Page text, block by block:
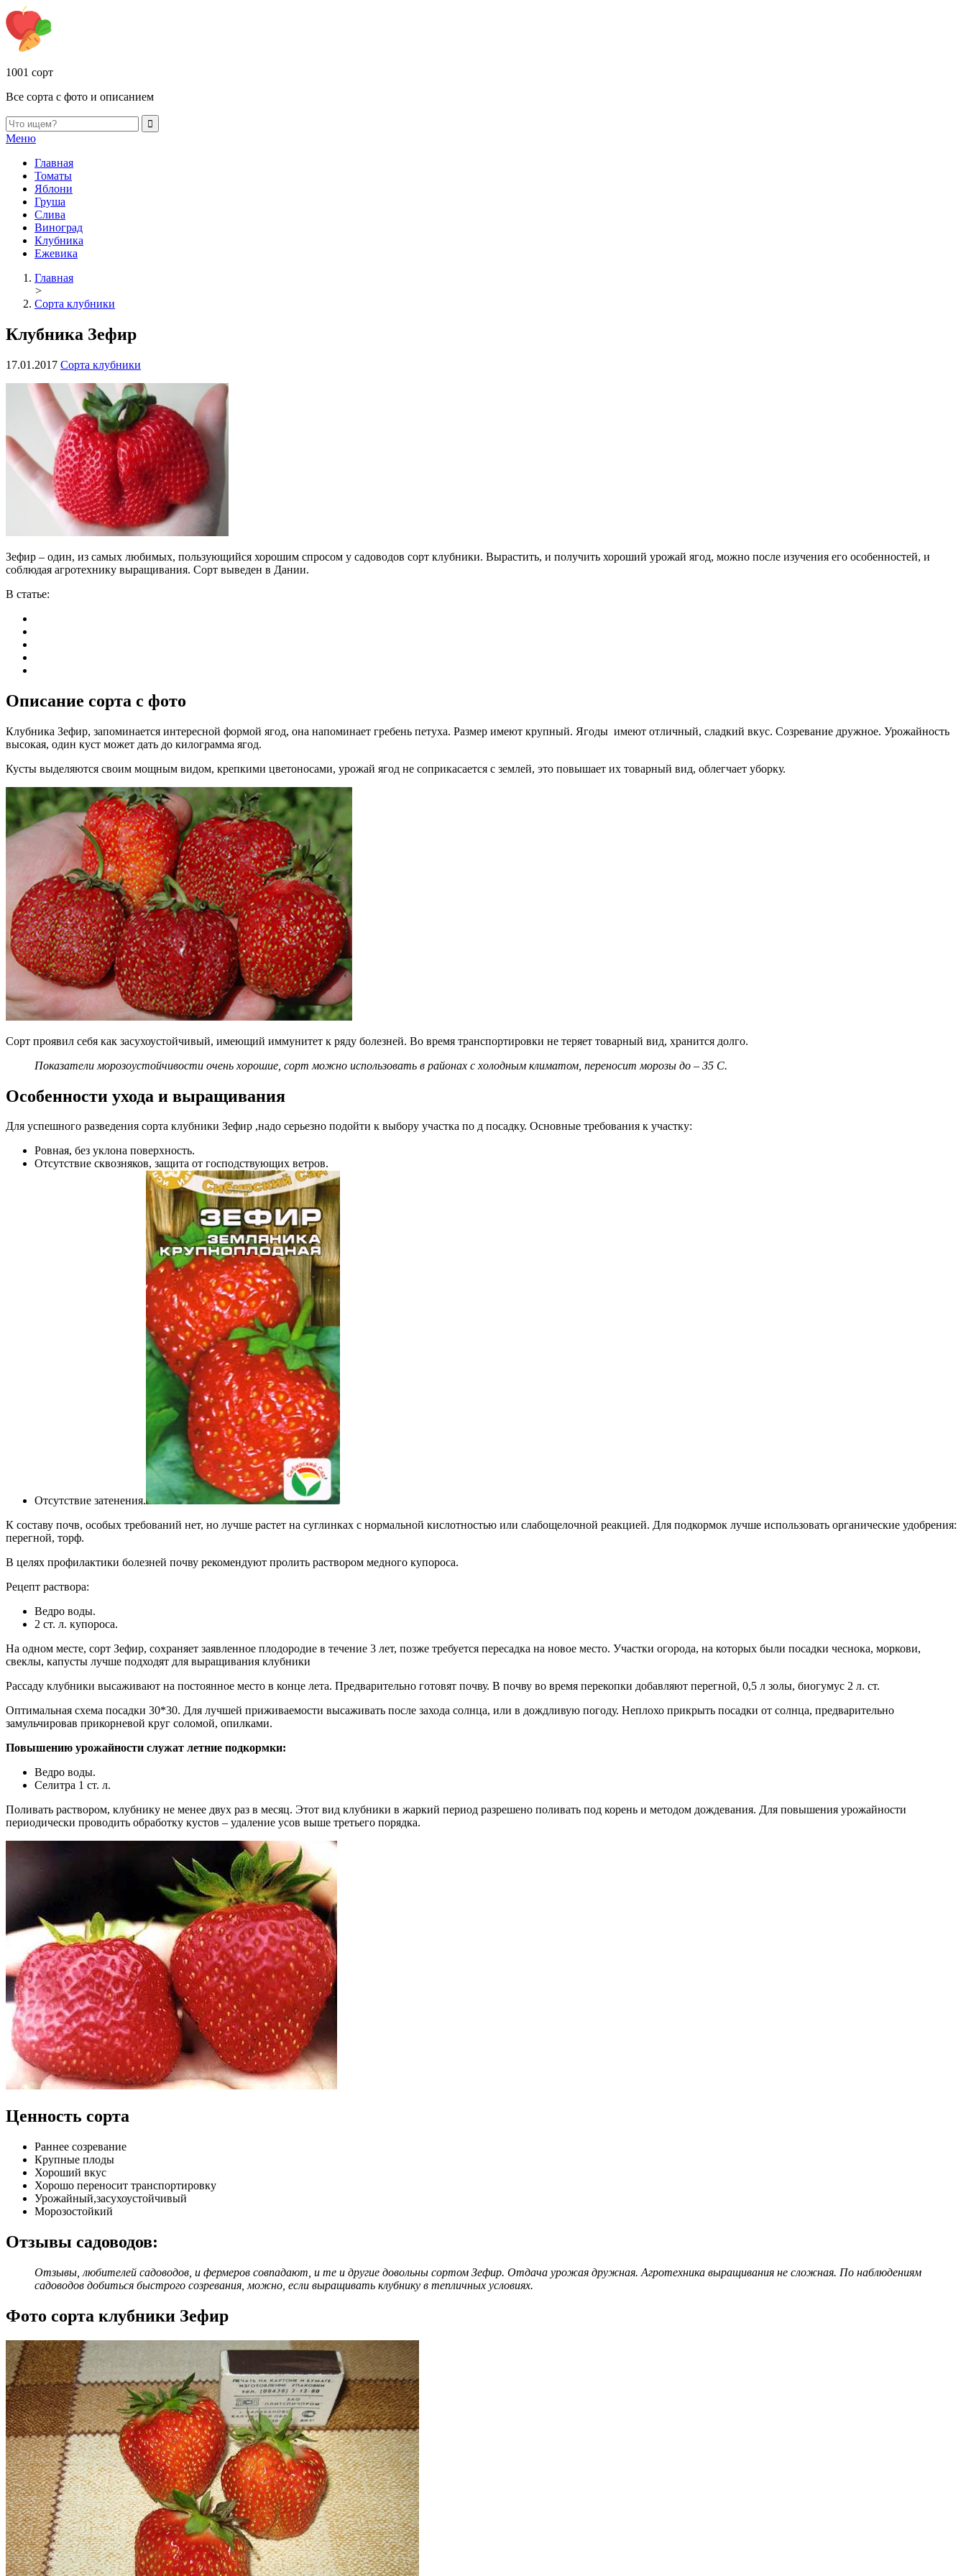
1001 сорт
Все сорта с фото и описанием
Меню
Главная
Томаты
Яблони
Груша
Слива
Виноград
Клубника
Ежевика
Главная
>
Сорта клубники
Клубника Зефир
17.01.2017 Сорта клубники
Зефир – один, из самых любимых, пользующийся хорошим спросом у садоводов сорт клубники. Вырастить, и получить хороший урожай ягод, можно после изучения его особенностей, и
соблюдая агротехнику выращивания. Сорт выведен в Дании.
В статье:
Описание сорта с фото
Клубника Зефир, запоминается интересной формой ягод, она напоминает гребень петуха. Размер имеют крупный. Ягоды имеют отличный, сладкий вкус. Созревание дружное. Урожайность
высокая, один куст может дать до килограмма ягод.
Кусты выделяются своим мощным видом, крепкими цветоносами, урожай ягод не соприкасается с землей, это повышает их товарный вид, облегчает уборку.
Сорт проявил себя как засухоустойчивый, имеющий иммунитет к ряду болезней. Во время транспортировки не теряет товарный вид, хранится долго.
Показатели морозоустойчивости очень хорошие, сорт можно использовать в районах с холодным климатом, переносит морозы до – 35 C.
Особенности ухода и выращивания
Для успешного разведения сорта клубники Зефир ,надо серьезно подойти к выбору участка по д посадку. Основные требования к участку:
Ровная, без уклона поверхность.
Отсутствие сквозняков, защита от господствующих ветров.
Отсутствие затенения.
К составу почв, особых требований нет, но лучше растет на суглинках с нормальной кислотностью или слабощелочной реакцией. Для подкормок лучше использовать органические удобрения:
перегной, торф.
В целях профилактики болезней почву рекомендуют пролить раствором медного купороса.
Рецепт раствора:
Ведро воды.
2 ст. л. купороса.
На одном месте, сорт Зефир, сохраняет заявленное плодородие в течение 3 лет, позже требуется пересадка на новое место. Участки огорода, на которых были посадки чеснока, моркови,
свеклы, капусты лучше подходят для выращивания клубники
Рассаду клубники высаживают на постоянное место в конце лета. Предварительно готовят почву. В почву во время перекопки добавляют перегной, 0,5 л золы, биогумус 2 л. ст.
Оптимальная схема посадки 30*30. Для лучшей приживаемости высаживать после захода солнца, или в дождливую погоду. Неплохо прикрыть посадки от солнца, предварительно
замульчировав прикорневой круг соломой, опилками.
Повышению урожайности служат летние подкормки:
Ведро воды.
Селитра 1 ст. л.
Поливать раствором, клубнику не менее двух раз в месяц. Этот вид клубники в жаркий период разрешено поливать под корень и методом дождевания. Для повышения урожайности
периодически проводить обработку кустов – удаление усов выше третьего порядка.
Ценность сорта
Раннее созревание
Крупные плоды
Хороший вкус
Хорошо переносит транспортировку
Урожайный,засухоустойчивый
Морозостойкий
Отзывы садоводов:
Отзывы, любителей садоводов, и фермеров совпадают, и те и другие довольны сортом Зефир. Отдача урожая дружная. Агротехника выращивания не сложная. По наблюдениям
садоводов добиться быстрого созревания, можно, если выращивать клубнику в тепличных условиях.
Фото сорта клубники Зефир